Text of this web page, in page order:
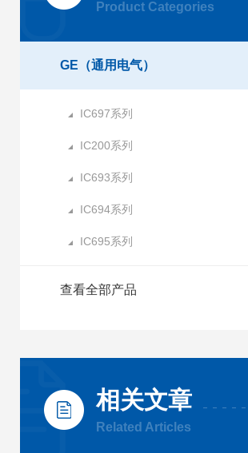
Product Categories
GE（通用电气）
IC697系列
IC200系列
IC693系列
IC694系列
IC695系列
查看全部产品
相关文章
Related Articles